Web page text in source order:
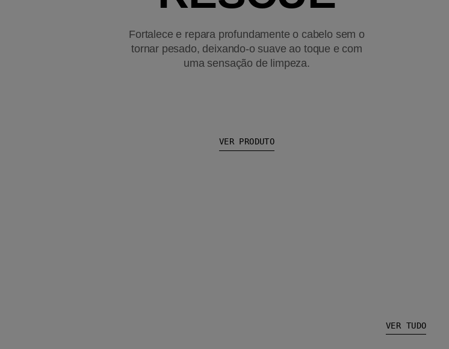
Fortalece e repara profundamente o cabelo sem o
tornar pesado, deixando-o suave ao toque e com
uma sensação de limpeza.
VER PRODUTO
VER TUDO